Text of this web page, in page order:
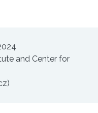
and Center for